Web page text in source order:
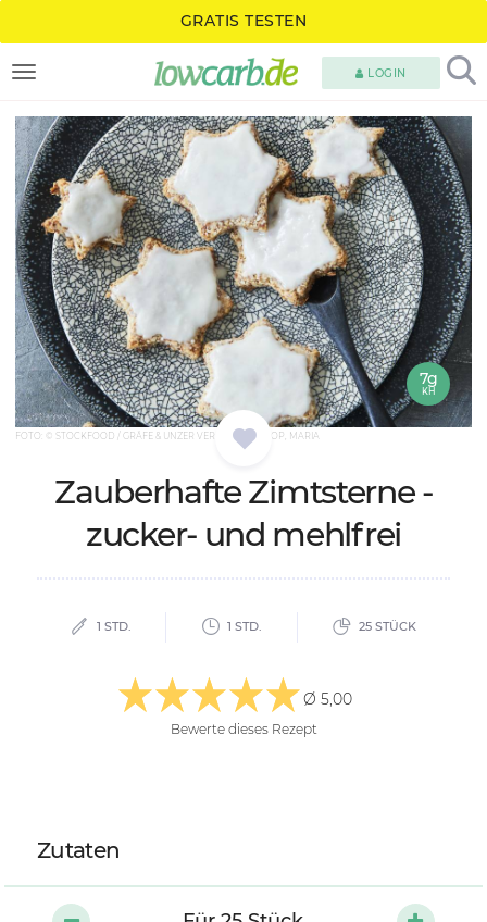
GRATIS TESTEN
TOGGLE NAVIGATION LOGIN
FOTO: © STOCKFOOD / GRÄFE & UNZER VERLAG / BRINKOP, MARIA
7g
KH
Zau­ber­haf­te Zimt­ster­ne -
zu­cker- und mehl­frei
1 STD. 1 STD. 25 STÜCK
Ø 5,00
Bewerte dieses Rezept
Zutaten